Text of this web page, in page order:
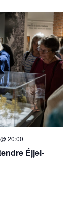
Éjjel-
20:00